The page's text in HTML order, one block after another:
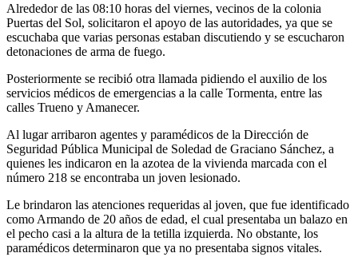
Alrededor de las 08:10 horas del viernes, vecinos de la colonia
Puertas del Sol, solicitaron el apoyo de las autoridades, ya que se
escuchaba que varias personas estaban discutiendo y se escucharon
detonaciones de arma de fuego.
Posteriormente se recibió otra llamada pidiendo el auxilio de los
servicios médicos de emergencias a la calle Tormenta, entre las
calles Trueno y Amanecer.
Al lugar arribaron agentes y paramédicos de la Dirección de
Seguridad Pública Municipal de Soledad de Graciano Sánchez, a
quienes les indicaron en la azotea de la vivienda marcada con el
número 218 se encontraba un joven lesionado.
Le brindaron las atenciones requeridas al joven, que fue identificado
como Armando de 20 años de edad, el cual presentaba un balazo en
el pecho casi a la altura de la tetilla izquierda. No obstante, los
paramédicos determinaron que ya no presentaba signos vitales.